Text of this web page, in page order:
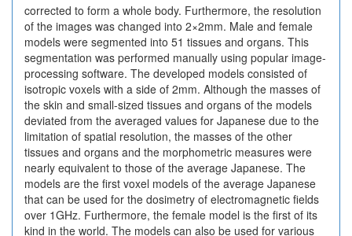
corrected to form a whole body. Furthermore, the resolution
of the images was changed into 2×2mm. Male and female
models were segmented into 51 tissues and organs. This
segmentation was performed manually using popular image-
processing software. The developed models consisted of
isotropic voxels with a side of 2mm. Although the masses of
the skin and small-sized tissues and organs of the models
deviated from the averaged values for Japanese due to the
limitation of spatial resolution, the masses of the other
tissues and organs and the morphometric measures were
nearly equivalent to those of the average Japanese. The
models are the first voxel models of the average Japanese
that can be used for the dosimetry of electromagnetic fields
over 1GHz. Furthermore, the female model is the first of its
kind in the world. The models can also be used for various